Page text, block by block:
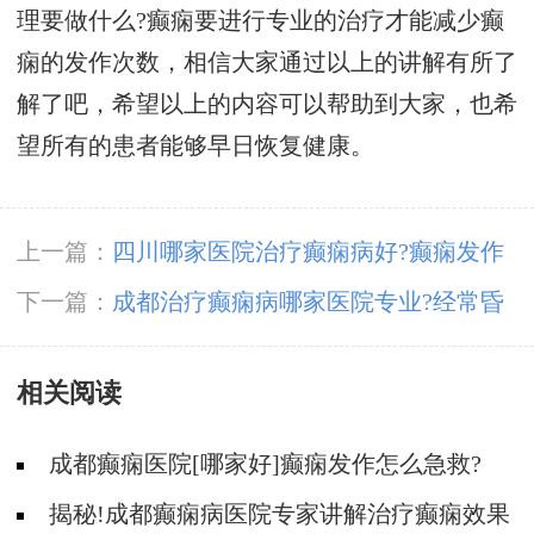
理要做什么?癫痫要进行专业的治疗才能减少癫
痫的发作次数，相信大家通过以上的讲解有所了
解了吧，希望以上的内容可以帮助到大家，也希
望所有的患者能够早日恢复健康。
上一篇：
四川哪家医院治疗癫痫病好?癫痫发作
会让孩子智商变低吗?
下一篇： 成都治疗癫痫病哪家医院专业?经常昏
倒晕厥是癫痫吗?
相关阅读
成都癫痫医院[哪家好]癫痫发作怎么急救?
揭秘!成都癫痫病医院专家讲解治疗癫痫效果